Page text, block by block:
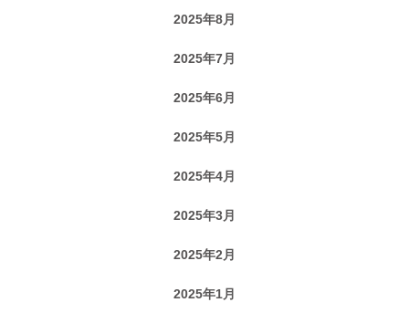
2025年8月
2025年7月
2025年6月
2025年5月
2025年4月
2025年3月
2025年2月
2025年1月